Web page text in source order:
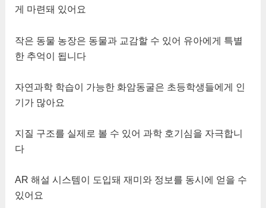
게 마련돼 있어요
작은 동물 농장은 동물과 교감할 수 있어 유아에게 특별
한 추억이 됩니다
자연과학 학습이 가능한 화암동굴은 초등학생들에게 인
기가 많아요
지질 구조를 실제로 볼 수 있어 과학 호기심을 자극합니
다
AR 해설 시스템이 도입돼 재미와 정보를 동시에 얻을 수
있어요